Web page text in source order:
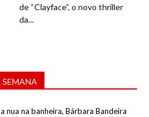
de “Clayface”, o novo thriller
da...
nua na banheira, Bárbara Bandeira